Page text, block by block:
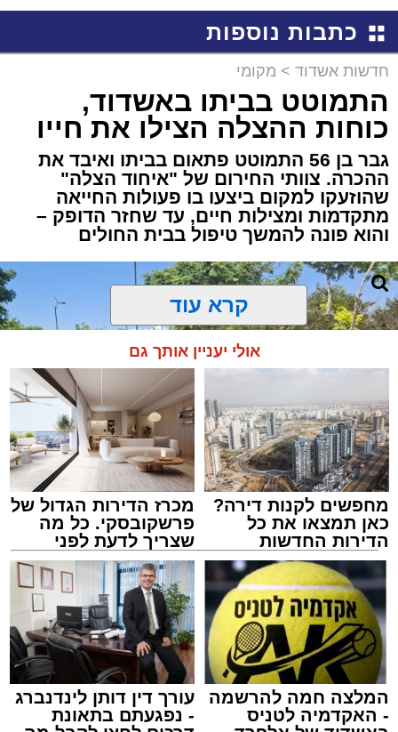
כתבות נוספות
חדשות אשדוד > מקומי
התמוטט בביתו באשדוד,
כוחות ההצלה הצילו את חייו
גבר בן 56 התמוטט פתאום בביתו ואיבד את
ההכרה. צוותי החירום של "איחוד הצלה"
שהוזעקו למקום ביצעו בו פעולות החייאה
מתקדמות ומצילות חיים, עד שחזר הדופק –
והוא פונה להמשך טיפול בבית החולים
צילום: דוברות איחוד הצלה
מערכת האתר / 15:39 07.08.26
קרא עוד
אולי יעניין אותך גם
מחפשים לקנות דירה?
כאן תמצאו את כל
הדירות החדשות
למכירה באשדוד >>>
מכרז הדירות הגדול של
פרשקובסקי. כל מה
שצריך לדעת לפני
שמגישים הצעה לדירה
באשדוד
המלצה חמה להרשמה
- האקדמיה לטניס
עורך דין דותן לינדנברג
- נפגעתם בתאונת